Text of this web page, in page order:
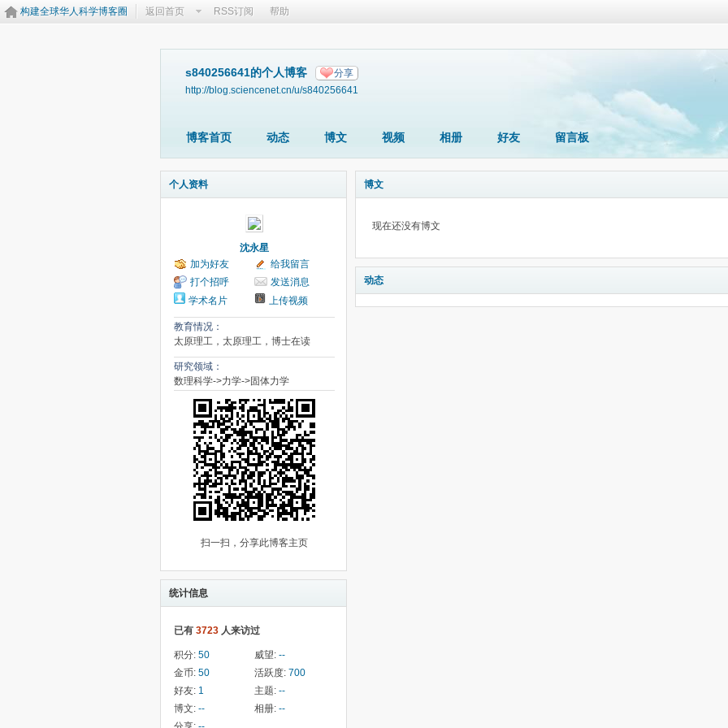
构建全球华人科学博客圈 返回首页 RSS订阅 帮助
s840256641的个人博客 分享
http://blog.sciencenet.cn/u/s840256641
博客首页 动态 博文 视频 相册 好友 留言板
个人资料
沈永星
加为好友
给我留言
打个招呼
发送消息
学术名片
上传视频
教育情况：
太原理工，太原理工，博士在读
研究领域：
数理科学->力学->固体力学
扫一扫，分享此博客主页
统计信息
已有 3723 人来访过
积分: 50 威望: --
金币: 50 活跃度: 700
好友: 1 主题: --
博文: -- 相册: --
博文
现在还没有博文
动态